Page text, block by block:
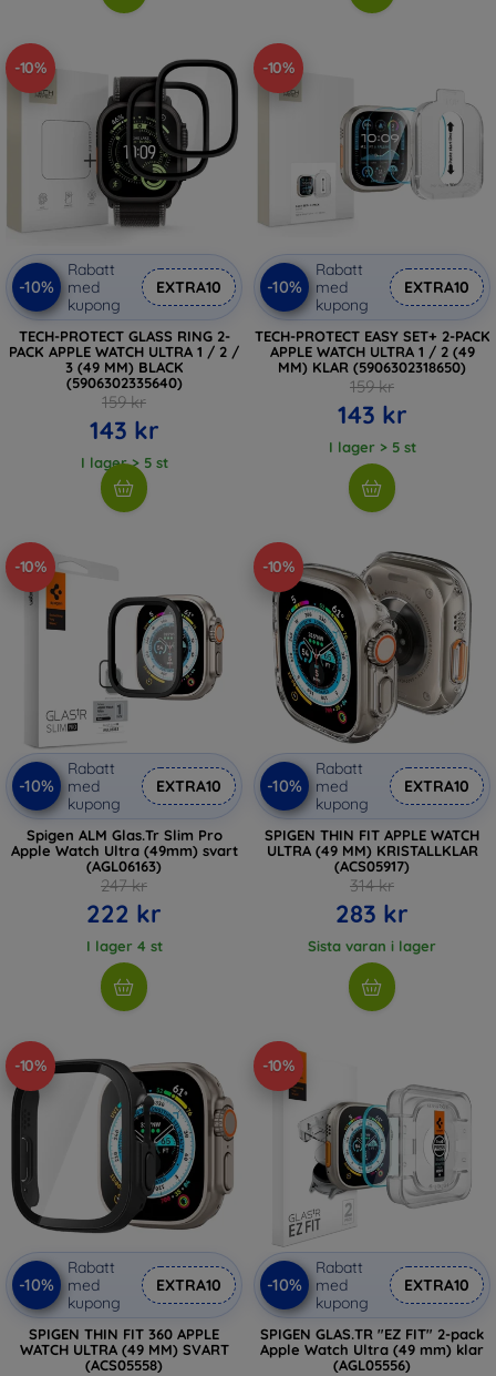
-10%
-10%
Rabatt
med
kupong
EXTRA10
TECH-PROTECT GLASS RING 2-
PACK APPLE WATCH ULTRA 1 / 2 /
3 (49 MM) BLACK
(5906302335640)
159 kr
143 kr
I lager > 5 st
-10%
-10%
Rabatt
med
kupong
EXTRA10
TECH-PROTECT EASY SET+ 2-PACK
APPLE WATCH ULTRA 1 / 2 (49
MM) KLAR (5906302318650)
159 kr
143 kr
I lager > 5 st
-10%
-10%
Rabatt
med
kupong
EXTRA10
Spigen ALM Glas.Tr Slim Pro
Apple Watch Ultra (49mm) svart
(AGL06163)
247 kr
222 kr
I lager 4 st
-10%
-10%
Rabatt
med
kupong
EXTRA10
SPIGEN THIN FIT APPLE WATCH
ULTRA (49 MM) KRISTALLKLAR
(ACS05917)
314 kr
283 kr
Sista varan i lager
-10%
-10%
Rabatt
med
kupong
EXTRA10
SPIGEN THIN FIT 360 APPLE
WATCH ULTRA (49 MM) SVART
(ACS05558)
-10%
-10%
Rabatt
med
kupong
EXTRA10
SPIGEN GLAS.TR "EZ FIT" 2-pack
Apple Watch Ultra (49 mm) klar
(AGL05556)